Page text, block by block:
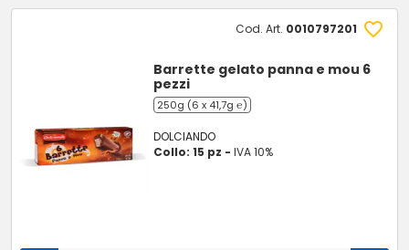
Cod. Art. 0010797201
Barrette gelato panna e mou 6
pezzi
250g (6 x 41,7g ℮)
DOLCIANDO
Collo: 15 pz -IVA 10%